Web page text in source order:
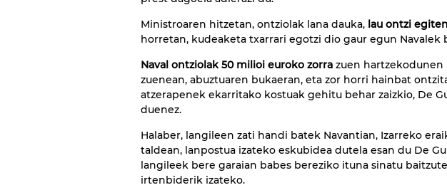
Ministroaren hitzetan, ontziolak lana dauka, lau ontzi egiten
horretan, kudeaketa txarrari egotzi dio gaur egun Navalek
Naval ontziolak 50 milioi euroko zorra zuen
zuenean, abuztuaren bukaeran, eta zor horri hainbat
atzerapenek ekarritako kostuak gehitu behar zaizkio, De
duenez.
Halaber, langileen zati handi batek Navantian, Izarreko
taldean, lanpostua izateko eskubidea dutela esan du De
langileek bere garaian babes bereziko ituna sinatu
irtenbiderik izateko.